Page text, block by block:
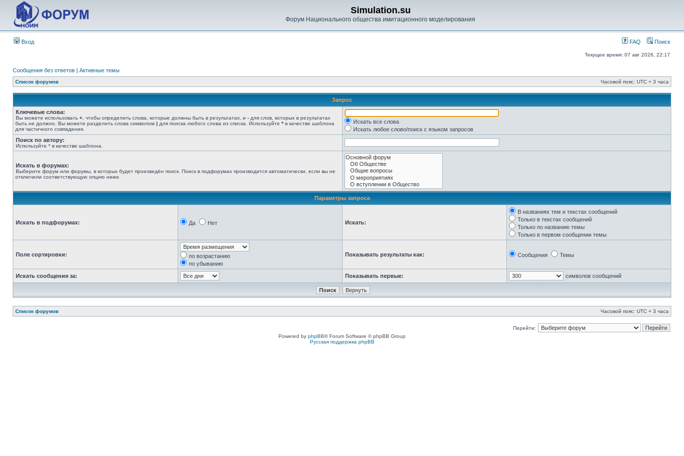
Simulation.su
Форум Национального общества имитационного моделирования
Вход FAQ Поиск
Текущее время: 07 авг 2026, 22:17
Сообщения без ответов | Активные темы
Список форумов Часовой пояс: UTC + 3 часа
Запрос
Ключевые слова:
Вы можете использовать + , чтобы определить слова, которые должны быть в результатах, и - для слов, которых в результатах
быть не должно. Вы можете разделить слова символом | для поиска любого слова из списка. Используйте * в качестве шаблона
для частичного совпадения.
Искать все слова
Искать любое слово/поиск с языком запросов
Поиск по автору:
Используйте * в качестве шаблона.
Искать в форумах:
Выберите форум или форумы, в которых будет произведён поиск. Поиск в подфорумах производится автоматически, если вы не
отключили соответствующую опцию ниже.
Параметры запроса
Искать в подфорумах: Да Нет Искать:
В названиях тем и текстах сообщений
Только в текстах сообщений
Только по названию темы
Только в первом сообщении темы
Поле сортировки:
по возрастанию
по убыванию
Показывать результаты как: Сообщения Темы
Искать сообщения за: Показывать первые: символов сообщений
Список форумов Часовой пояс: UTC + 3 часа
Перейти:
Powered by phpBB® Forum Software © phpBB Group
Русская поддержка phpBB